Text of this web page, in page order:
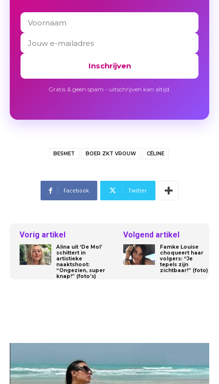
Inschrijven
Gratis & geen spam - uitschrijven kan altijd.
BESMET BOER ZKT VROUW CÉLINE
Facebook Twitter
Vorig artikel
Alina uit ‘De Mol’
schittert in
artistieke
naaktshoot:
“Ongezien, super
knap!” (foto’s)
Volgend artikel
Famke Louise
choqueert haar
volgers: “Je
tepels zijn
zichtbaar!” (foto)